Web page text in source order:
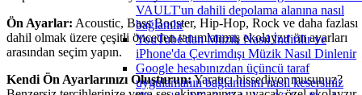
VAULT'un dahili depolama alanına nasıl
bağlanılır
YouTube'dan Müzik Nasıl İndirilir ve
iPhone'da Çevrimdışı Müzik Nasıl Dinlenir
Google hesabınızdan üçüncü taraf
uygulamanın bağlantısını nasıl kesersiniz
Ön Ayarlar: Acoustic, Bass Booster, Hip-Hop, Rock ve daha fazlası
dahil olmak üzere çeşitli önceden tanımlanmış ekolayzır ön ayarları
arasından seçim yapın.
Kendi Ön Ayarlarınızı Oluşturun:Yaratıcı hissediyor musunuz?